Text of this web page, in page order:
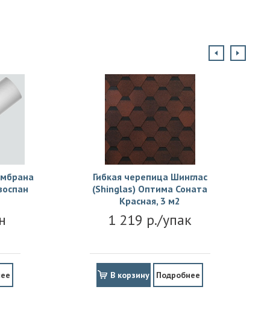
Гибкая черепица Шинглас
(Shinglas) Оптима Соната
Красная, 3 м2
1 219 р./упак
В корзину Подробнее